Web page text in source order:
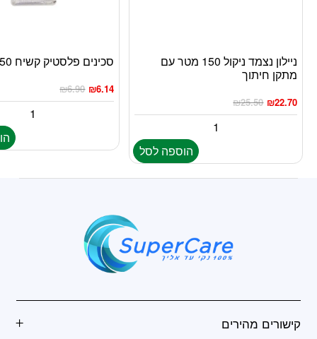
ניילון נצמד ניקול 150 מטר עם
מתקן חיתוך
₪25.50 ₪22.70
הוספה לסל
סכינים פלסטיק קשיח 50יח’ שקוף
₪6.90 ₪6.14
קישורים מהירים